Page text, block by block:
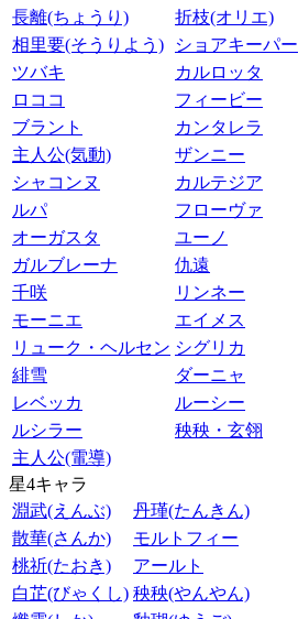
長離(ちょうり)
折枝(オリエ)
相里要(そうりよう)
ショアキーパー
ツバキ
カルロッタ
ロココ
フィービー
ブラント
カンタレラ
主人公(気動)
ザンニー
シャコンヌ
カルテジア
ルパ
フローヴァ
オーガスタ
ユーノ
ガルブレーナ
仇遠
千咲
リンネー
モーニエ
エイメス
リューク・ヘルセン シグリカ
緋雪
ダーニャ
レベッカ
ルーシー
ルシラー
秧秧・玄翎
主人公(電導)
星4キャラ
淵武(えんぶ)
丹瑾(たんきん)
散華(さんか)
モルトフィー
桃祈(たおき)
アールト
白芷(びゃくし) 秧秧(やんやん)